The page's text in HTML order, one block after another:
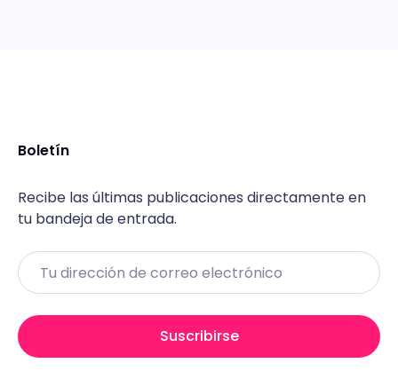
Boletín
Recibe las últimas publicaciones directamente en
tu bandeja de entrada.
Email
Suscribirse